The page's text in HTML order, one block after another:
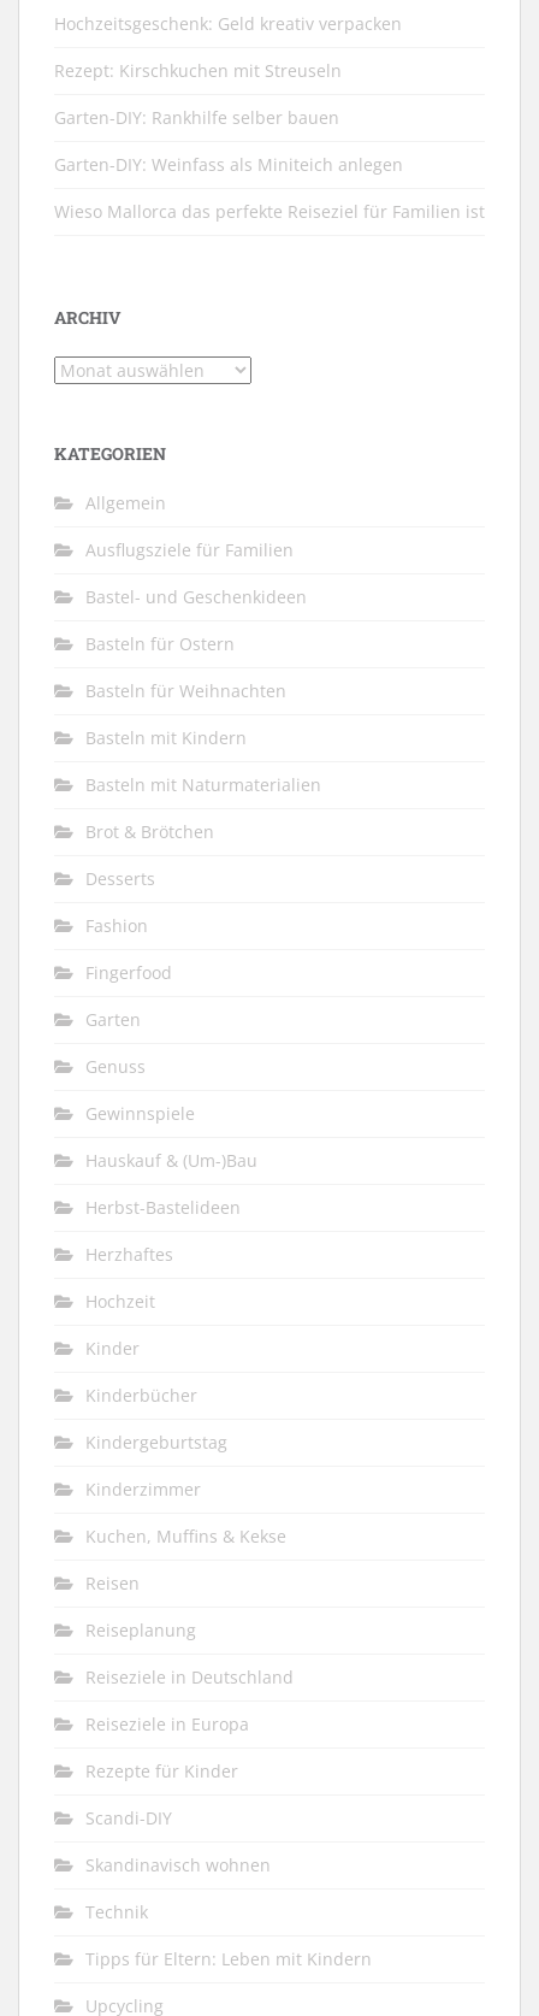
Hochzeitsgeschenk: Geld kreativ verpacken
Rezept: Kirschkuchen mit Streuseln
Garten-DIY: Rankhilfe selber bauen
Garten-DIY: Weinfass als Miniteich anlegen
Wieso Mallorca das perfekte Reiseziel für Familien ist
ARCHIV
Archiv
KATEGORIEN
Allgemein
Ausflugsziele für Familien
Bastel- und Geschenkideen
Basteln für Ostern
Basteln für Weihnachten
Basteln mit Kindern
Basteln mit Naturmaterialien
Brot & Brötchen
Desserts
Fashion
Fingerfood
Garten
Genuss
Gewinnspiele
Hauskauf & (Um-)Bau
Herbst-Bastelideen
Herzhaftes
Hochzeit
Kinder
Kinderbücher
Kindergeburtstag
Kinderzimmer
Kuchen, Muffins & Kekse
Reisen
Reiseplanung
Reiseziele in Deutschland
Reiseziele in Europa
Rezepte für Kinder
Scandi-DIY
Skandinavisch wohnen
Technik
Tipps für Eltern: Leben mit Kindern
Upcycling